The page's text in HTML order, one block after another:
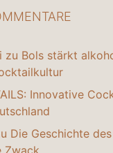
zu Bols stärkt
Innovative
Die Geschichte